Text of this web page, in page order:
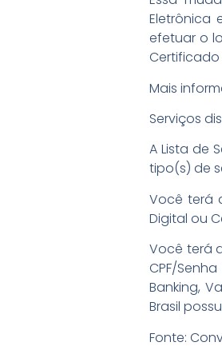
Eletrônica
efetuar o
Certificado
Mais
Serviços
A Lista de
tipo(s) de
Você terá
Digital ou
Você terá
CPF/
Banking,
Brasil
Fonte: